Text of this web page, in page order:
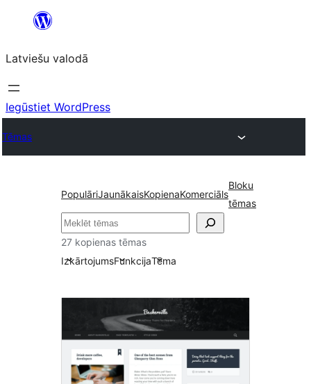
Pāriet
saturu
Latviešu valodā
Iegūstiet WordPress
Tēmas
PopulāriJaunākaisKopienaKomerciāls
Bloku
tēmas
Meklēt
27 kopienas tēmas
IzkārtojumsFunkcijaTēma
tēmas